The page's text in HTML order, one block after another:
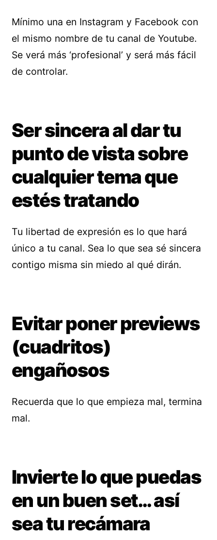
Mínimo una en Instagram y Facebook con
el mismo nombre de tu canal de Youtube.
Se verá más ‘profesional’ y será más fácil
de controlar.
Ser sincera al dar tu
punto de vista sobre
cualquier tema que
estés tratando
Tu libertad de expresión es lo que hará
único a tu canal. Sea lo que sea sé sincera
contigo misma sin miedo al qué dirán.
Evitar poner previews
(cuadritos)
engañosos
Recuerda que lo que empieza mal, termina
mal.
Invierte lo que puedas
en un buen set… así
sea tu recámara